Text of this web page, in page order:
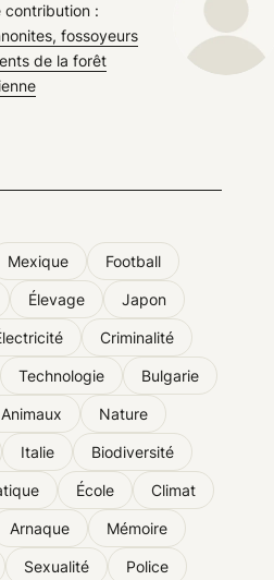
contribution :
fossoyeurs
de la forêt
Mexique Football
Élevage Japon
Criminalité
Technologie Bulgarie
Animaux Nature
Italie Biodiversité
École Climat
Arnaque Mémoire
Sexualité Police